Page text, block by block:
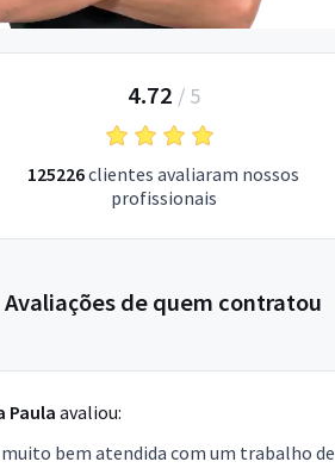
4.72 / 5
125226clientes avaliaram nossos
profissionais
Avaliações de quem contratou
Paula avaliou:
muito bem atendida com um trabalho de